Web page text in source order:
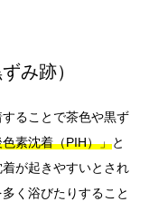
み跡）
ることで茶色や黒ず
素沈着（PIH）」と
が起きやすいとされ
く浴びたりすること